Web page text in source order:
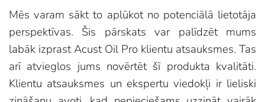
Mēs varam sākt to aplūkot no potenciālā lietotāja
perspektīvas. Šis pārskats var palīdzēt mums
labāk izprast Acust Oil Pro klientu atsauksmes. Tas
arī atvieglos jums novērtēt šī produkta kvalitāti.
Klientu atsauksmes un ekspertu viedokļi ir lieliski